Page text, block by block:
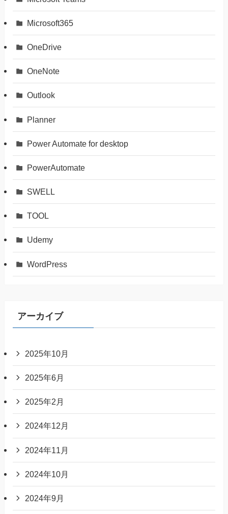
Microsoft365
OneDrive
OneNote
Outlook
Planner
Power Automate for desktop
PowerAutomate
SWELL
TOOL
Udemy
WordPress
アーカイブ
2025年10月
2025年6月
2025年2月
2024年12月
2024年11月
2024年10月
2024年9月